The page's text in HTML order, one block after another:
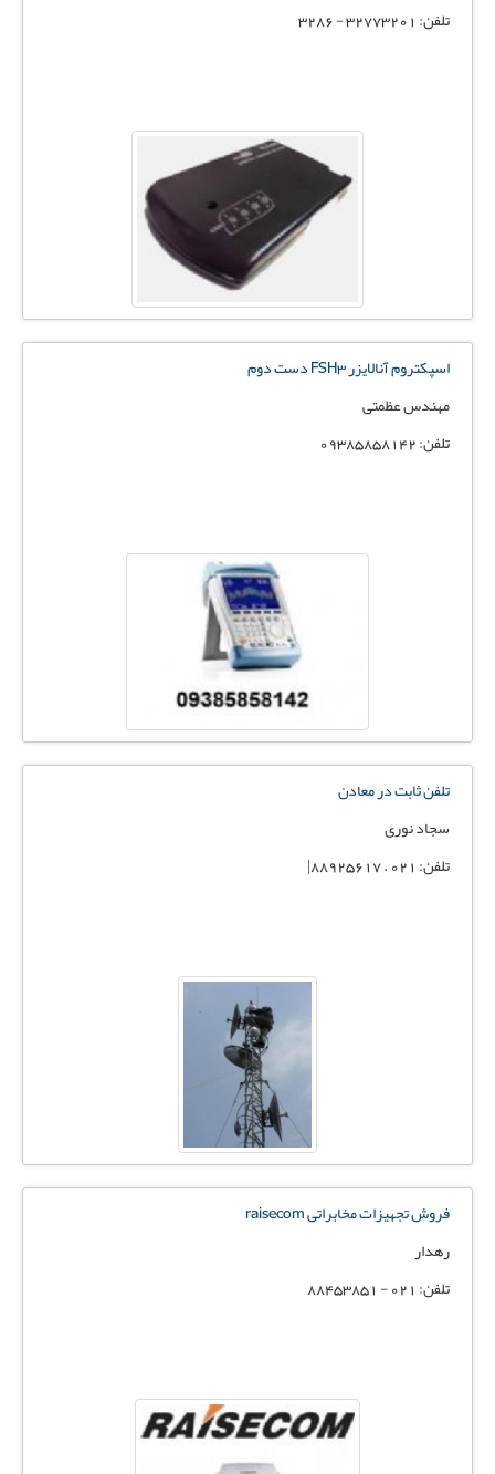
تلفن: 32773201 - 3286
اسپکتروم آنالایزر FSH3 دست دوم
مهندس عظمتی
تلفن: 09385858142
تلفن ثابت در معادن
سجاد نوری
تلفن: 021 . 88925617|
فروش تجهیزات مخابراتی raisecom
رهدار
تلفن: 021 - 88453851